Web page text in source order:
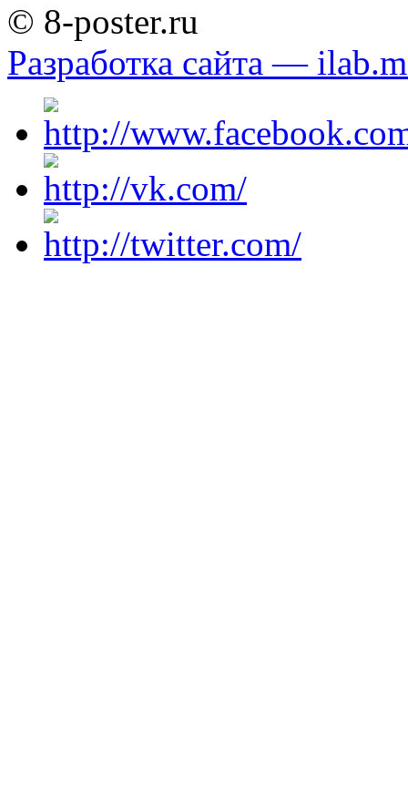
© 8-poster.ru
Разработка сайта —